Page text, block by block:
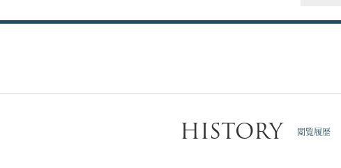
HISTORY 閲覧履歴